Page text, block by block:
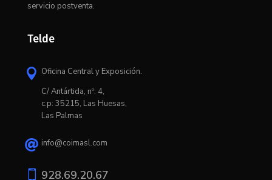
servicio postventa.
Telde
 Oficina Central y Exposición.
C/ Antártida, nº: 4,
c.p: 35215, Las Huesas,
Las Palmas
 info@coimasl.com
 928.69.20.67